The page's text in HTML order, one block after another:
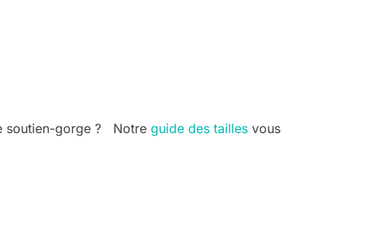
soutien-gorge ? Notre guide des tailles vous